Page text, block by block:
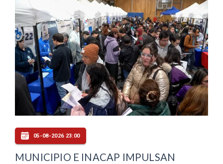
05-08-2026 23:00
MUNICIPIO E INACAP IMPULSAN